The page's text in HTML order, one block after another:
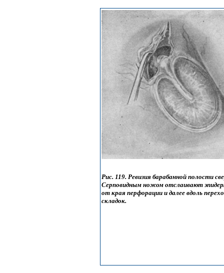
Рис. 119. Ревизия барабанной полости
Серповидным ножом отслаивают
от края перфорации и далее вдоль
складок.